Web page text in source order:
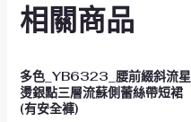
相關商品
多色_YB6323_腰前綴斜流星
燙銀點三層流蘇側蕾絲帶短裙
(有安全褲)